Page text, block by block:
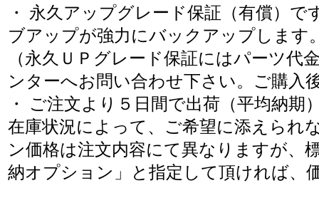
・ 永久アップグレード保証（有償）
ブアップが強力にバックアップします
（永久ＵＰグレード保証にはパーツ
ンターへお問い合わせ下さい。ご購入
・ ご注文より５日間で出荷（平均納
在庫状況によって、ご希望に添えられ
ン価格は注文内容にて異なりますが、
納オプション」と指定して頂ければ、